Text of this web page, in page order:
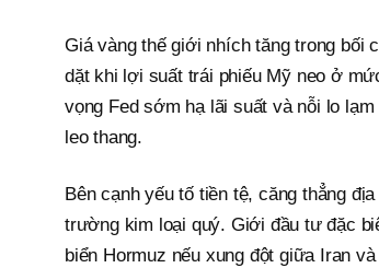
Giá vàng thế giới nhích tăng trong bối
dặt khi lợi suất trái phiếu Mỹ neo ở
vọng Fed sớm hạ lãi suất và nỗi lo
leo thang.
Bên cạnh yếu tố tiền tệ, căng thẳng
trường kim loại quý. Giới đầu tư đặc
biển Hormuz nếu xung đột giữa Iran